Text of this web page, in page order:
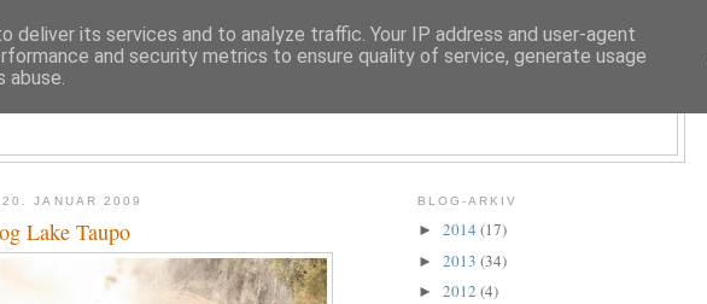
JANUAR 2009
Lake Taupo
BLOG-ARKIV
► 2014 (17)
► 2013 (34)
► 2012 (4)
deliver its services and to analyze traffic. Your IP address and user-agent
and security metrics to ensure quality of service, generate usage
abuse.